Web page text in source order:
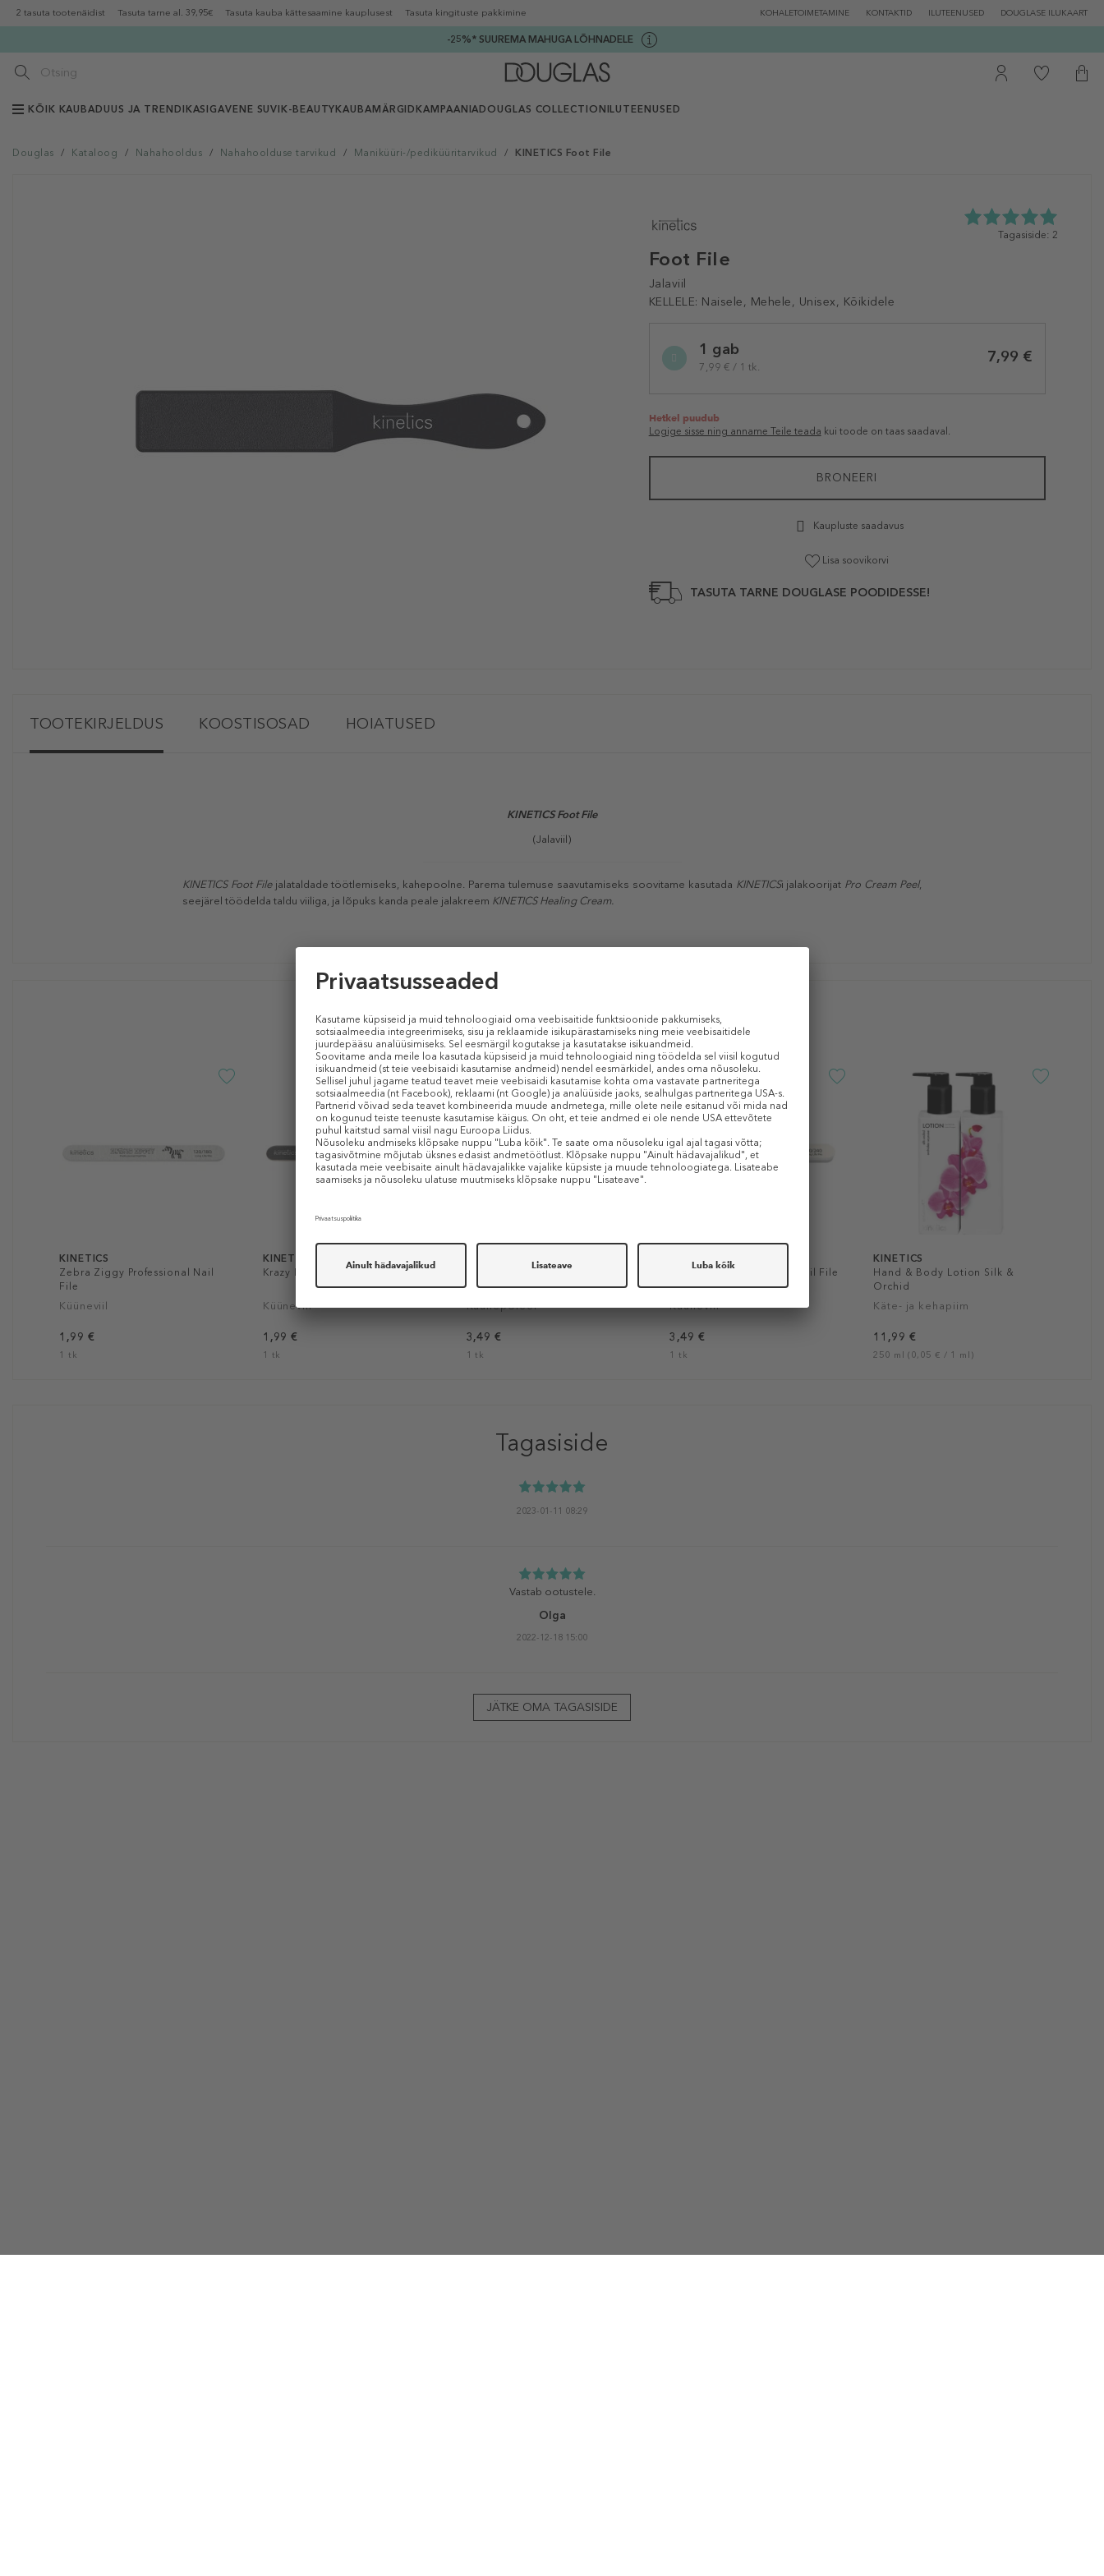
2 tasuta tootenäidist Tasuta tarne al. 39,95€ Tasuta kauba kättesaamine kauplusest Tasuta kingituste pakkimine KOHALETOIMETAMINE KONTAKTID ILUTEENUSED DOUGLASE ILUKAART
-25%* SUUREMA MAHUGA LÕHNADELE
KÕIK KAUBADUUS JA TRENDIKAS IGAVENE SUVI K-BEAUTY KAUBAMÄRGID KAMPAANIADOUGLAS COLLECTION ILUTEENUSED
Douglas / Kataloog / Nahahooldus / Nahahoolduse tarvikud / Maniküüri-/pediküüritarvikud / KINETICS Foot File
Foot File
Jalaviil
KELLELE: Naisele, Mehele, Unisex, Kõikidele
5.0
Tagasiside: 2
variation1 gab
7,99 € / 1 tk.
7,99 €
Hetkel puudub
Logige sisse ning anname Teile teada kui toode on taas saadaval.
BRONEERI
Kaupluste saadavus
Lisa soovikorvi
TASUTA TARNE DOUGLASE POODIDESSE!
TOOTEKIRJELDUS KOOSTISOSAD HOIATUSED
KINETICS Foot File
(Jalaviil)
KINETICS Foot File jalataldade töötlemiseks, kahepoolne. Parema tulemuse saavutamiseks soovitame kasutada KINETICSi jalakoorijat Pro Cream Peel,
seejärel töödelda taldu viiliga, ja lõpuks kanda peale jalakreem KINETICSHealing Cream.
Sarnased tooted
KINETICS
Zebra Ziggy Professional Nail
File
Küüneviil
1,99 €
1 tk
KINETICS
Krazy Kat Professional Nail File
Küüneviil
1,99 €
1 tk
Dolphin Dan Professional Nail
Shiner
Küünepoleer
3,49 €
1 tk
Miss Rhion Professional Nail File
Küüneviil
3,49 €
1 tk
KINETICS
Hand & Body Lotion Silk &
Orchid
Käte- ja kehapiim
11,99 €
250 ml (0,05 € / 1 ml)
Tagasiside
2023-01-11 08:29
Vastab ootustele.
Olga
2022-12-18 15:00
JÄTKE OMA TAGASISIDE